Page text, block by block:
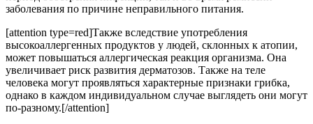
заболевания по причине неправильного питания.
[attention type=red]Также вследствие употребления
высокоаллергенных продуктов у людей, склонных к атопии,
может повышаться аллергическая реакция организма. Она
увеличивает риск развития дерматозов. Также на теле
человека могут проявляться характерные признаки грибка,
однако в каждом индивидуальном случае выглядеть они могут
по-разному.[/attention]